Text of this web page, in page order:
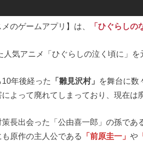
のゲームアプリ】は、 「ひぐらしの
気アニメ「ひぐらしの泣く頃に」を
年後経った 「雛見沢村」
を舞台に数
よって廃れてしまっており、現在は
長出会った「公由喜一郎」の孫であ
原作の主人公である
「前原圭一」 や